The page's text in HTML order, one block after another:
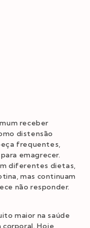
receber
distensão
frequentes,
emagrecer.
diferentes dietas,
mas continuam
não responder.
maior na saúde
Hoje